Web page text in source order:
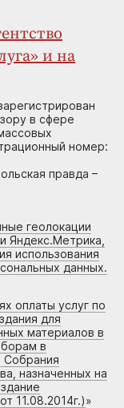
и на
в сфере
номер:
правда –
геолокации
Яндекс.Метрика,
использования
данных.
оплаты услуг по
для
материалов в
в
Собрания
назначенных на
11.08.2014г.)»